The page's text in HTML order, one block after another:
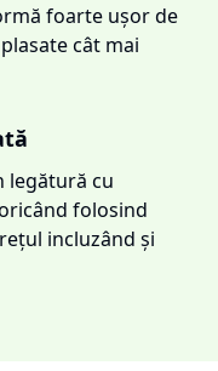
foarte ușor de
cât mai
legătură cu
folosind
incluzând și